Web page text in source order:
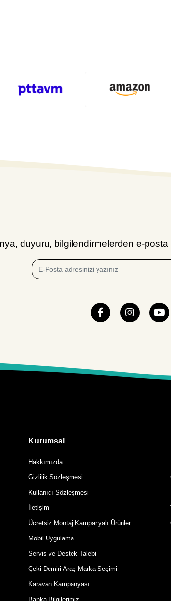
duyuru, bilgilendirmelerden e-
Kurumsal
Hakkımızda
Gizlilik Sözleşmesi
Kullanıcı Sözleşmesi
İletişim
Ücretsiz Montaj Kampanyalı Ürünler
Mobil Uygulama
Servis ve Destek Talebi
Çeki Demiri Araç Marka Seçimi
Karavan Kampanyası
Banka Bilgilerimiz